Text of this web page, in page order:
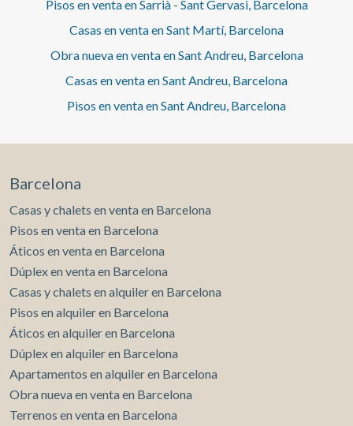
Pisos en venta en Sarrià - Sant Gervasi, Barcelona
Casas en venta en Sant Martí, Barcelona
Obra nueva en venta en Sant Andreu, Barcelona
Casas en venta en Sant Andreu, Barcelona
Pisos en venta en Sant Andreu, Barcelona
Barcelona
Casas y chalets en venta en Barcelona
Pisos en venta en Barcelona
Áticos en venta en Barcelona
Dúplex en venta en Barcelona
Casas y chalets en alquiler en Barcelona
Pisos en alquiler en Barcelona
Áticos en alquiler en Barcelona
Dúplex en alquiler en Barcelona
Apartamentos en alquiler en Barcelona
Obra nueva en venta en Barcelona
Terrenos en venta en Barcelona